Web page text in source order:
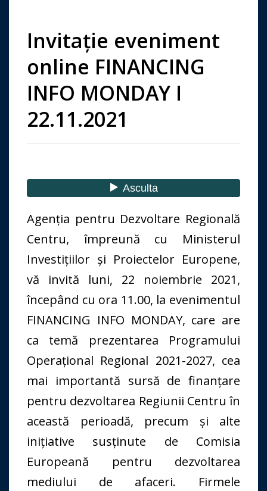
Invitație eveniment
online FINANCING
INFO MONDAY I
22.11.2021
Agenția pentru Dezvoltare Regională
Centru, împreună cu Ministerul
Investițiilor și Proiectelor Europene,
vă invită luni, 22 noiembrie 2021,
începând cu ora 11.00, la evenimentul
FINANCING INFO MONDAY, care are
ca temă prezentarea Programului
Operațional Regional 2021-2027, cea
mai importantă sursă de finanțare
pentru dezvoltarea Regiunii Centru în
această perioadă, precum și alte
inițiative susținute de Comisia
Europeană pentru dezvoltarea
mediului de afaceri. Firmele